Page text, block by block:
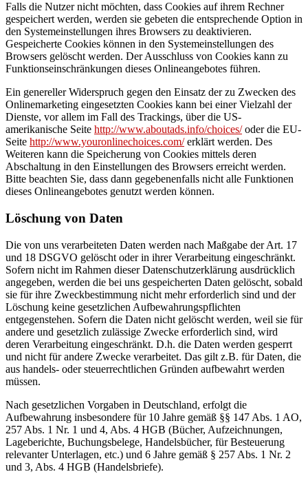
Falls die Nutzer nicht möchten, dass Cookies auf ihrem Rechner
gespeichert werden, werden sie gebeten die entsprechende Option in
den Systemeinstellungen ihres Browsers zu deaktivieren.
Gespeicherte Cookies können in den Systemeinstellungen des
Browsers gelöscht werden. Der Ausschluss von Cookies kann zu
Funktionseinschränkungen dieses Onlineangebotes führen.
Ein genereller Widerspruch gegen den Einsatz der zu Zwecken des
Onlinemarketing eingesetzten Cookies kann bei einer Vielzahl der
Dienste, vor allem im Fall des Trackings, über die US-
amerikanische Seite http://www.aboutads.info/choices/oder die EU-
Seite http://www.youronlinechoices.com/erklärt werden. Des
Weiteren kann die Speicherung von Cookies mittels deren
Abschaltung in den Einstellungen des Browsers erreicht werden.
Bitte beachten Sie, dass dann gegebenenfalls nicht alle Funktionen
dieses Onlineangebotes genutzt werden können.
Löschung von Daten
Die von uns verarbeiteten Daten werden nach Maßgabe der Art. 17
und 18 DSGVO gelöscht oder in ihrer Verarbeitung eingeschränkt.
Sofern nicht im Rahmen dieser Datenschutzerklärung ausdrücklich
angegeben, werden die bei uns gespeicherten Daten gelöscht, sobald
sie für ihre Zweckbestimmung nicht mehr erforderlich sind und der
Löschung keine gesetzlichen Aufbewahrungspflichten
entgegenstehen. Sofern die Daten nicht gelöscht werden, weil sie für
andere und gesetzlich zulässige Zwecke erforderlich sind, wird
deren Verarbeitung eingeschränkt. D.h. die Daten werden gesperrt
und nicht für andere Zwecke verarbeitet. Das gilt z.B. für Daten, die
aus handels- oder steuerrechtlichen Gründen aufbewahrt werden
müssen.
Nach gesetzlichen Vorgaben in Deutschland, erfolgt die
Aufbewahrung insbesondere für 10 Jahre gemäß §§ 147 Abs. 1 AO,
257 Abs. 1 Nr. 1 und 4, Abs. 4 HGB (Bücher, Aufzeichnungen,
Lageberichte, Buchungsbelege, Handelsbücher, für Besteuerung
relevanter Unterlagen, etc.) und 6 Jahre gemäß § 257 Abs. 1 Nr. 2
und 3, Abs. 4 HGB (Handelsbriefe).